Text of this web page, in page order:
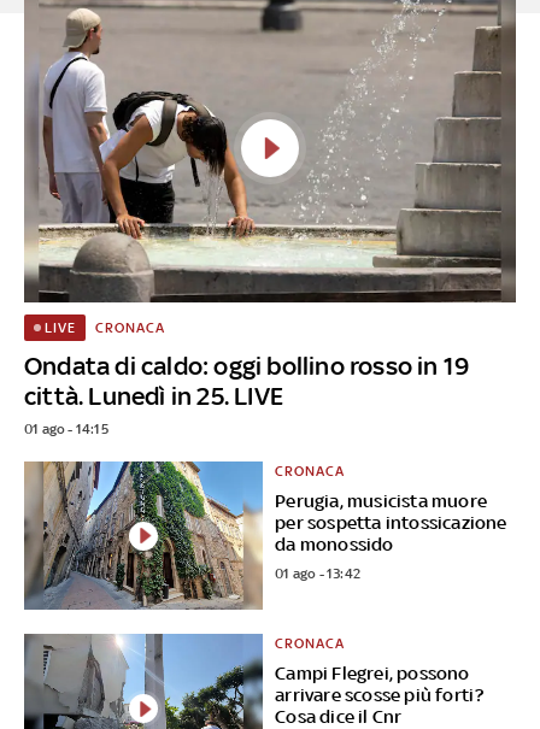
Ondata di caldo: oggi bollino rosso in 19
città. Lunedì in 25. LIVE
LIVE CRONACA
01 ago - 14:15
Perugia, musicista muore
per sospetta intossicazione
da monossido
CRONACA
01 ago - 13:42
Campi Flegrei, possono
arrivare scosse più forti?
Cosa dice il Cnr
CRONACA